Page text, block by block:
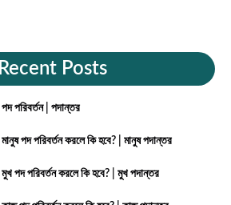
Recent Posts
পদ পরিবর্তন | পদান্তর
মানুষ পদ পরিবর্তন করলে কি হবে? | মানুষ পদান্তর
মুখ পদ পরিবর্তন করলে কি হবে? | মুখ পদান্তর